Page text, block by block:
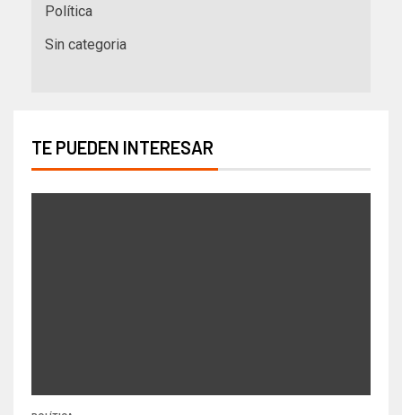
Política
Sin categoria
TE PUEDEN INTERESAR